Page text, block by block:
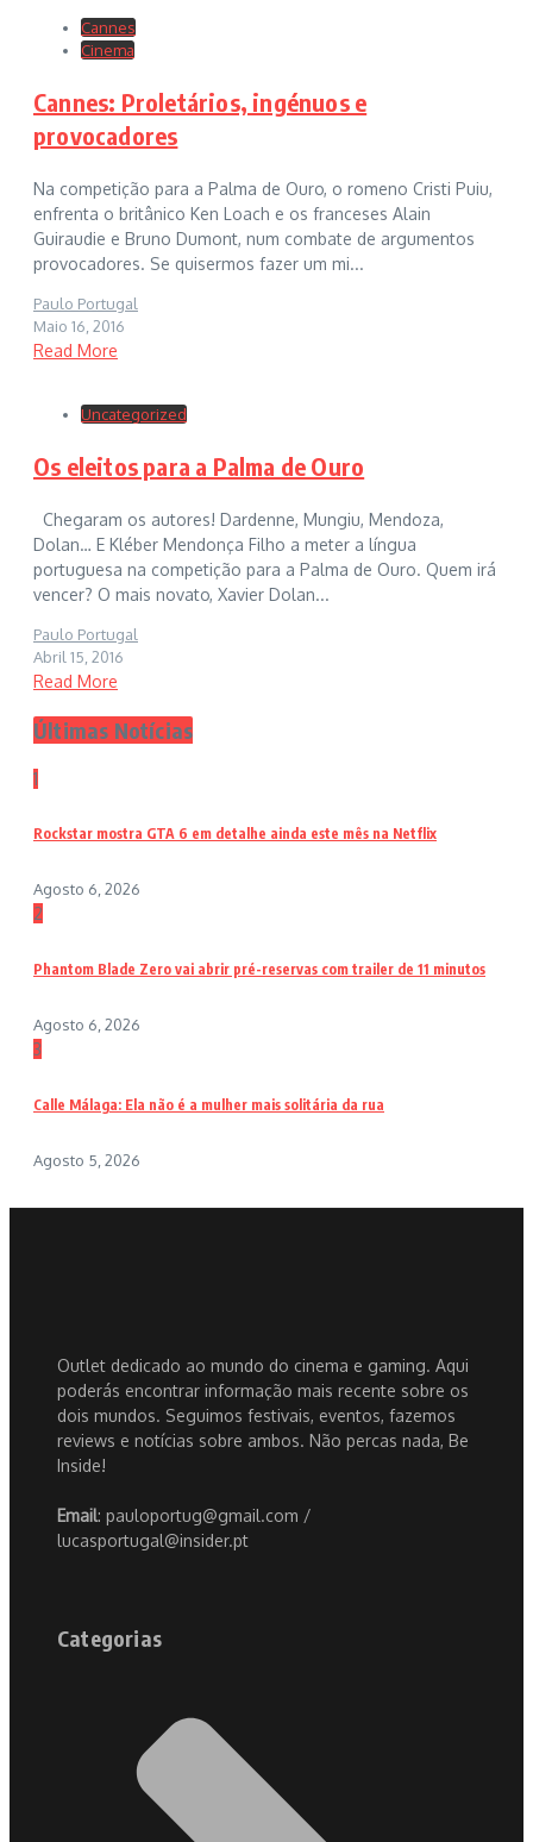
Cannes
Cinema
Cannes: Proletários, ingénuos e
provocadores
Na competição para a Palma de Ouro, o romeno Cristi Puiu,
enfrenta o britânico Ken Loach e os franceses Alain
Guiraudie e Bruno Dumont, num combate de argumentos
provocadores. Se quisermos fazer um mi...
Paulo Portugal
Maio 16, 2016
Read More
Uncategorized
Os eleitos para a Palma de Ouro
Chegaram os autores! Dardenne, Mungiu, Mendoza,
Dolan… E Kléber Mendonça Filho a meter a língua
portuguesa na competição para a Palma de Ouro. Quem irá
vencer? O mais novato, Xavier Dolan...
Paulo Portugal
Abril 15, 2016
Read More
Últimas Notícias
1
Rockstar mostra GTA 6 em detalhe ainda este mês na Netflix
Agosto 6, 2026
2
Phantom Blade Zero vai abrir pré-reservas com trailer de 11 minutos
Agosto 6, 2026
3
Calle Málaga: Ela não é a mulher mais solitária da rua
Agosto 5, 2026
Outlet dedicado ao mundo do cinema e gaming. Aqui
poderás encontrar informação mais recente sobre os
dois mundos. Seguimos festivais, eventos, fazemos
reviews e notícias sobre ambos. Não percas nada, Be
Inside!
Email: pauloportug@gmail.com /
lucasportugal@insider.pt
Categorias